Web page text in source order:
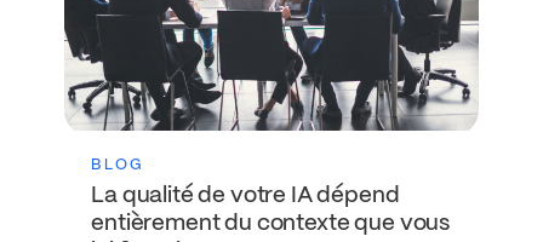
BLOG
La qualité de votre IA dépend
entièrement du contexte que vous